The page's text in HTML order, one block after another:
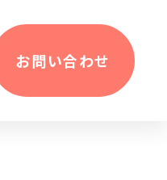
お問い合わせ